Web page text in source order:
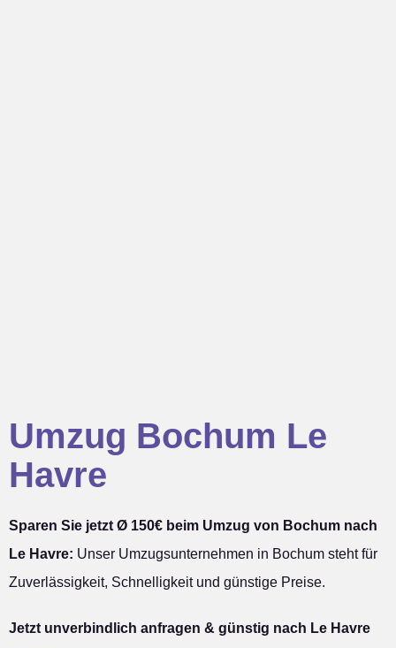
Umzug Bochum Le
Havre
Sparen Sie jetzt Ø 150€ beim Umzug von Bochum nach
Le Havre: Unser Umzugsunternehmen in Bochum steht für
Zuverlässigkeit, Schnelligkeit und günstige Preise.
Jetzt unverbindlich anfragen & günstig nach Le Havre